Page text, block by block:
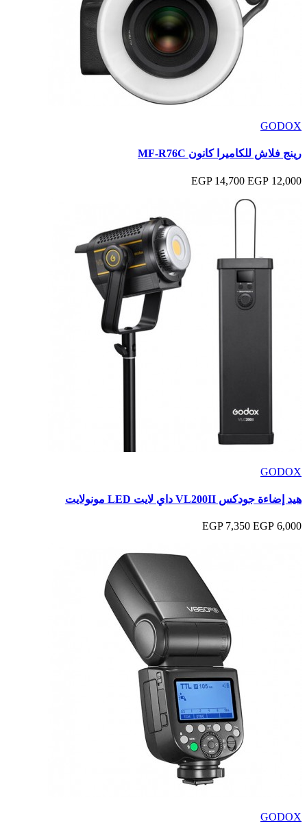
GODOX
رينج فلاش للكاميرا كانون MF-R76C
12,000 EGP
14,700 EGP
GODOX
هيد إضاءة جودكس VL200II داي لايت LED مونولايت
6,000 EGP
7,350 EGP
GODOX